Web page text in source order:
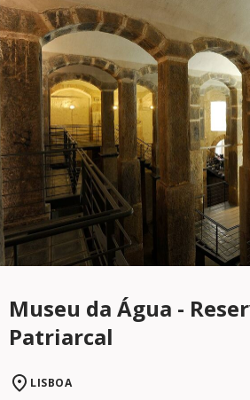
Museu da Água -
Patriarcal
LISBOA